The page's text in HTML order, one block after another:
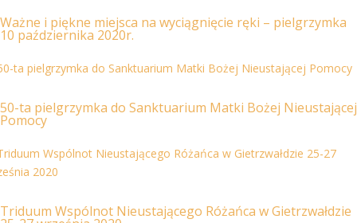
Ważne i piękne miejsca na wyciągnięcie ręki – pielgrzymka
10 października 2020r.
50-ta pielgrzymka do Sanktuarium Matki Bożej Nieustającej
Pomocy
Triduum Wspólnot Nieustającego Różańca w Gietrzwałdzie